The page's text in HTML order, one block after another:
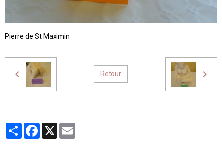
Pierre de St Maximin
Retour
PartagerFacebook
X